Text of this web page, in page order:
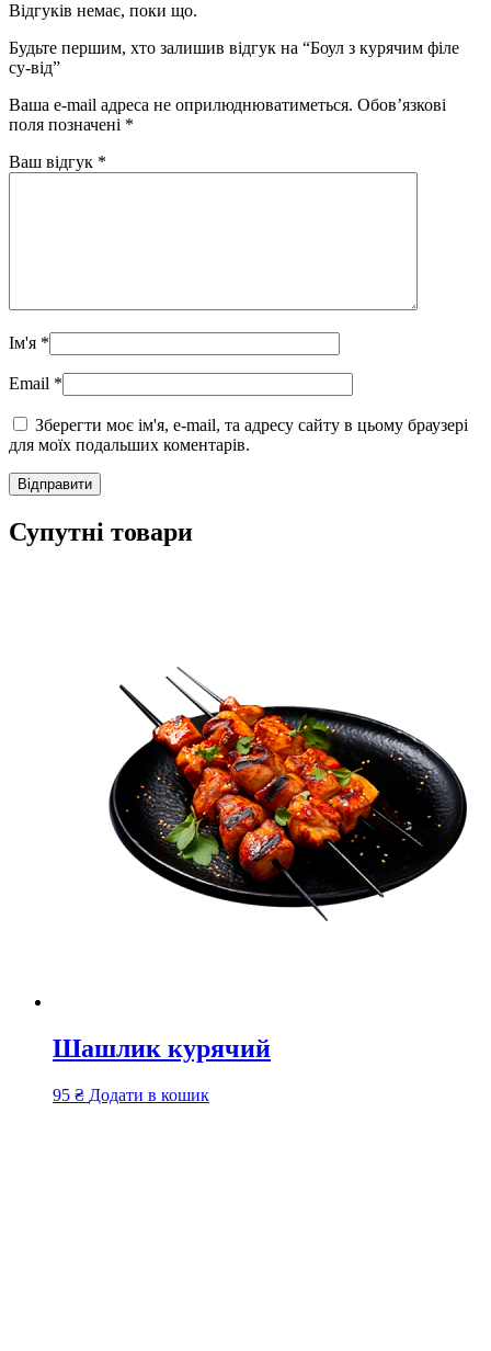
Відгуків немає, поки що.
Будьте першим, хто залишив відгук на “Боул з курячим філе
су-від”
Ваша e-mail адреса не оприлюднюватиметься. Обов’язкові
поля позначені *
Ваш відгук *
Ім'я *
Email *
Зберегти моє ім'я, e-mail, та адресу сайту в цьому браузері
для моїх подальших коментарів.
Супутні товари
Шашлик курячий
95 ₴ Додати в кошик